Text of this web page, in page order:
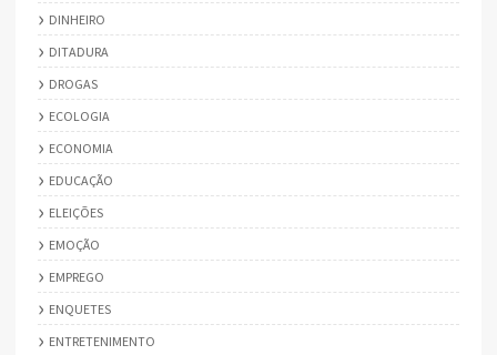
DINHEIRO
DITADURA
DROGAS
ECOLOGIA
ECONOMIA
EDUCAÇÃO
ELEIÇÕES
EMOÇÃO
EMPREGO
ENQUETES
ENTRETENIMENTO